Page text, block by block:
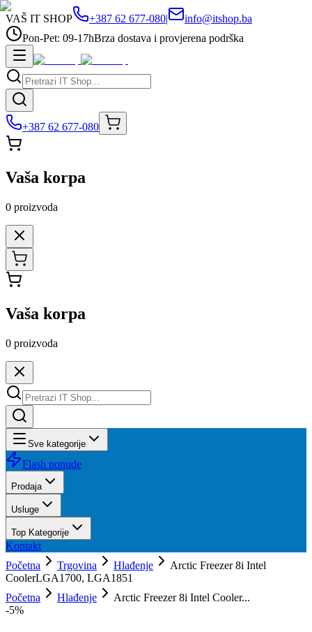
VAŠ IT SHOP +387 62 677-080|
info@itshop.ba
Pon-Pet: 09-17hBrza dostava i provjerena podrška
+387 62 677-080
Vaša korpa
0 proizvoda
Vaša korpa
0 proizvoda
Sve kategorije
Flash ponude
Prodaja
Usluge
Top Kategorije
Kontakt
Početna
Trgovina Hlađenje
Arctic Freezer 8i Intel
CoolerLGA1700, LGA1851
Početna
Hlađenje
Arctic Freezer 8i Intel Cooler...
-5%